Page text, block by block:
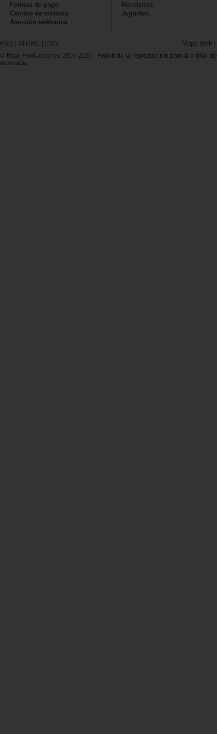
Formas de pago
Cambio de moneda
Atención teléfonica
Recetarios
Juguetes
RSS | XHTML | CSS Mapa Web |
© Majo Producciones 2007-2025 - Prohibida la reproducción parcial o total
mostrada